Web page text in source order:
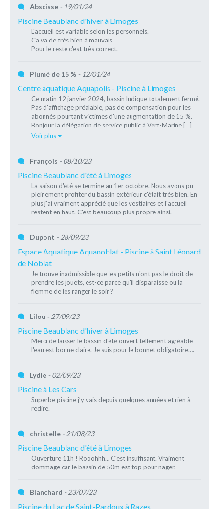
Abscisse - 19/01/24
Piscine Beaublanc d'hiver à Limoges
L'accueil est variable selon les personnels.
Ca va de très bien à mauvais
Pour le reste c'est très correct.
Plumé de 15 % - 12/01/24
Centre aquatique Aquapolis - Piscine à Limoges
Ce matin 12 janvier 2024, bassin ludique totalement fermé.
Pas d'affichage préalable, pas de compensation pour les
abonnés pourtant victimes d'une augmentation de 15 %.
Bonjour la délégation de service public à Vert-Marine […]
Voir plus
François - 08/10/23
Piscine Beaublanc d'été à Limoges
La saison d'été se termine au 1er octobre. Nous avons pu
pleinement profiter du bassin extérieur c'était très bien. En
plus j'ai vraiment apprécié que les vestiaires et l'accueil
restent en haut. C'est beaucoup plus propre ainsi.
Dupont - 28/09/23
Espace Aquatique Aquanoblat - Piscine à Saint Léonard
de Noblat
Je trouve inadmissible que les petits n'ont pas le droit de
prendre les jouets, est-ce parce qu'il disparaisse ou la
flemme de les ranger le soir ?
Lilou - 27/09/23
Piscine Beaublanc d'hiver à Limoges
Merci de laisser le bassin d'été ouvert tellement agréable
l'eau est bonne claire. Je suis pour le bonnet obligatoire….
Lydie - 02/09/23
Piscine à Les Cars
Superbe piscine j’y vais depuis quelques années et rien à
redire.
christelle - 21/08/23
Piscine Beaublanc d'été à Limoges
Ouverture 11h ! Rooohhh... C'est insuffisant. Vraiment
dommage car le bassin de 50m est top pour nager.
Blanchard - 23/07/23
Piscine du Lac de Saint-Pardoux à Razes